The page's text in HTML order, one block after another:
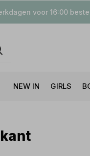
NEW IN GIRLS
voor 16:00